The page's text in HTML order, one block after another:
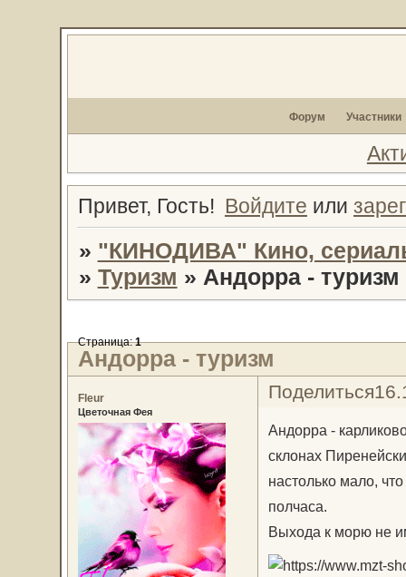
Форум Участники
Привет, Гость! Войдите или
» "КИНОДИВА" Кино,
» Туризм » Андорра - туризм
Андорра - туризм
Страница:1
Поделиться
Fleur
Цветочная Фея
Андорра -
склонах
настолько мало,
полчаса.
Выхода к морю не